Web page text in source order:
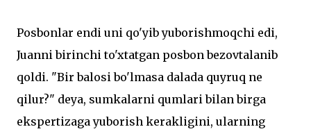
Posbonlar endi uni qo'yib yuborishmoqchi edi,
Juanni birinchi to'xtatgan posbon bezovtalanib
qoldi. "Bir balosi bo'lmasa dalada quyruq ne
qilur?" deya, sumkalarni qumlari bilan birga
ekspertizaga yuborish kerakligini, ularning